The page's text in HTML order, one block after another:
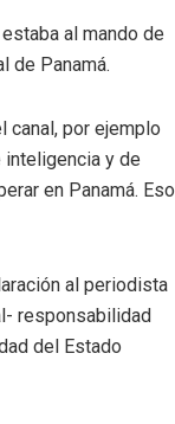
al mando de
de Panamá.
canal, por ejemplo
y de
en Panamá. Eso
al periodista
responsabilidad
del Estado